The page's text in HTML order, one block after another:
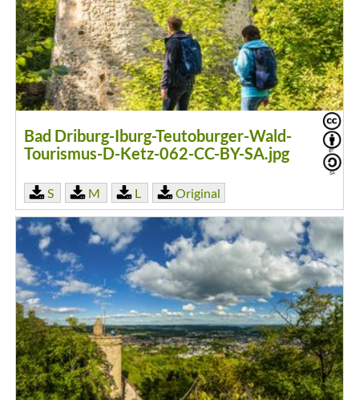
Bad Driburg-Iburg-Teutoburger-Wald-
Tourismus-D-Ketz-062-CC-BY-SA.jpg
S M L Original